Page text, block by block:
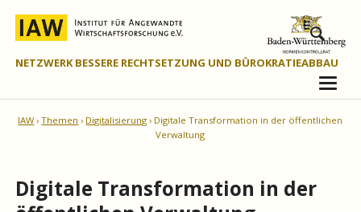
NETZWERK BESSERE RECHTSETZUNG UND BÜROKRATIEABBAU
IAW Themen Digitalisierung
Digitale Transformation in der öffentlichen
Verwaltung
Digitale Transformation in der